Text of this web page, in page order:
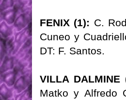
FENIX (1): C.
Cuneo y
DT: F. Santos.
VILLA DALMINE
Matko y Alfredo